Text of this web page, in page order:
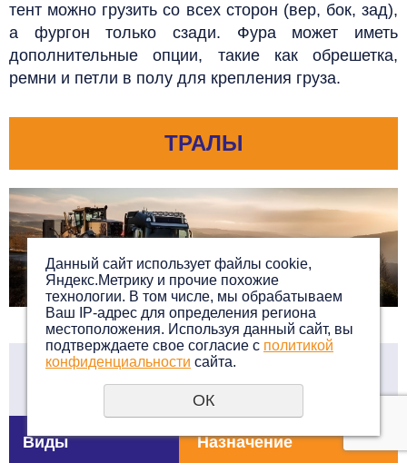
тент можно грузить со всех сторон (вер, бок, зад),
а фургон только сзади. Фура может иметь
дополнительные опции, такие как обрешетка,
ремни и петли в полу для крепления груза.
ТРАЛЫ
Перевозка грузов тралами
Виды Назначение
Данный сайт использует файлы cookie,
Яндекс.Метрику и прочие похожие
технологии. В том числе, мы обрабатываем
Ваш IP-адрес для определения региона
местоположения. Используя данный сайт, вы
подтверждаете свое согласие с политикой
конфиденциальности сайта.
ОК